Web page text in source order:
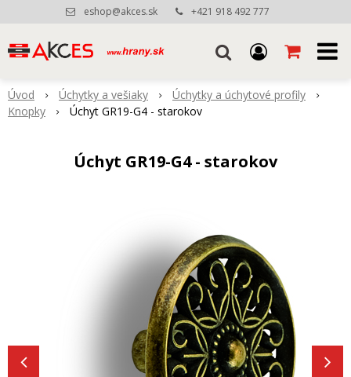
eshop@akces.sk +421 918 492 777
Úvod Úchytky a vešiaky
Úchytky a úchytové profily
Knopky
Úchyt GR19-G4 - starokov
Úchyt GR19-G4 - starokov